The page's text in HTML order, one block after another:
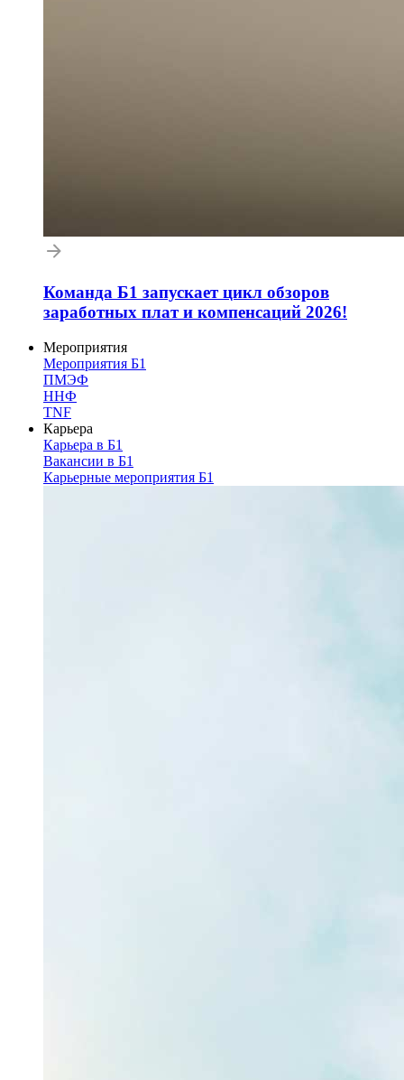
Команда Б1 запускает цикл обзоров
заработных плат и компенсаций 2026!
Мероприятия
Мероприятия Б1
ПМЭФ
ННФ
TNF
Карьера
Карьера в Б1
Вакансии в Б1
Карьерные мероприятия Б1